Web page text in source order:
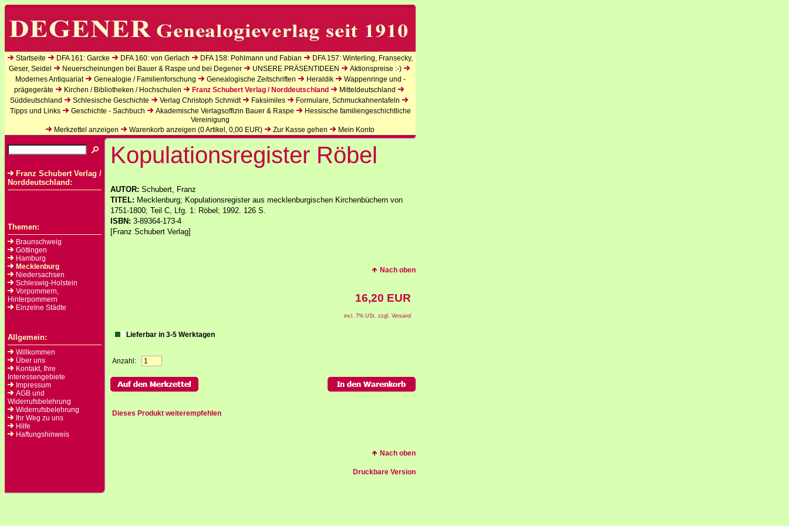
Startseite DFA 161: Garcke DFA 160: von Gerlach DFA 158: Pohlmann und Fabian
DFA 157: Winterling, Fransecky,
Geser, Seidel
Neuerscheinungen bei Bauer & Raspe und bei Degener UNSERE PRÄSENTIDEEN
Aktionspreise :-)
Modernes Antiquariat
Genealogie / Familienforschung Genealogische Zeitschriften Heraldik
Wappenringe und -
prägegeräte
Kirchen / Bibliotheken / Hochschulen Franz Schubert Verlag / Norddeutschland
Mitteldeutschland
Süddeutschland
Schlesische Geschichte Verlag Christoph Schmidt Faksimiles
Formulare, Schmuckahnentafeln
Tipps und Links
Geschichte - Sachbuch Akademische Verlagsoffizin Bauer & Raspe
Hessische familiengeschichtliche
Vereinigung
Merkzettel anzeigen
Warenkorb anzeigen (0Artikel, 0,00 EUR) Zur Kasse gehen Mein Konto
Franz Schubert Verlag /
Norddeutschland:
Themen:
Braunschweig
Göttingen
Hamburg
Mecklenburg
Niedersachsen
Schleswig-Holstein
Vorpommern,
Hinterpommern
Einzelne Städte
Allgemein:
Willkommen
Über uns
Kontakt, Ihre
Interessengebiete
Impressum
AGB und
Widerrufsbelehrung
Widerrufsbelehrung
Ihr Weg zu uns
Hilfe
Haftungshinweis
Kopulationsregister Röbel
AUTOR: Schubert, Franz
TITEL: Mecklenburg; Kopulationsregister aus mecklenburgischen Kirchenbüchern von
1751-1800; Teil C, Lfg. 1: Röbel; 1992. 126 S.
ISBN: 3-89364-173-4
[Franz Schubert Verlag]
Nach oben
16,20 EUR
incl. 7% USt. zzgl. Versand
Lieferbar in 3-5 Werktagen
Anzahl:
Dieses Produkt weiterempfehlen
Nach oben
Druckbare Version